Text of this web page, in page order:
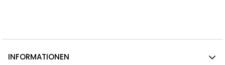
INFORMATIONEN